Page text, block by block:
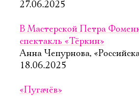
27.06.2025
В Мастерской Петра
спектакль «Тёркин»
Анна Чепурнова,
18.06.2025
«Пугачёв»